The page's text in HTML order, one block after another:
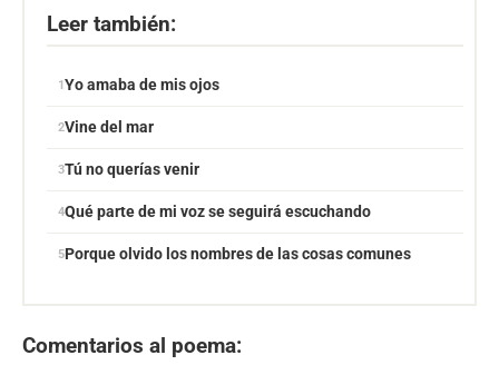
Leer también:
Yo amaba de mis ojos
Vine del mar
Tú no querías venir
Qué parte de mi voz se seguirá escuchando
Porque olvido los nombres de las cosas comunes
Comentarios al poema: